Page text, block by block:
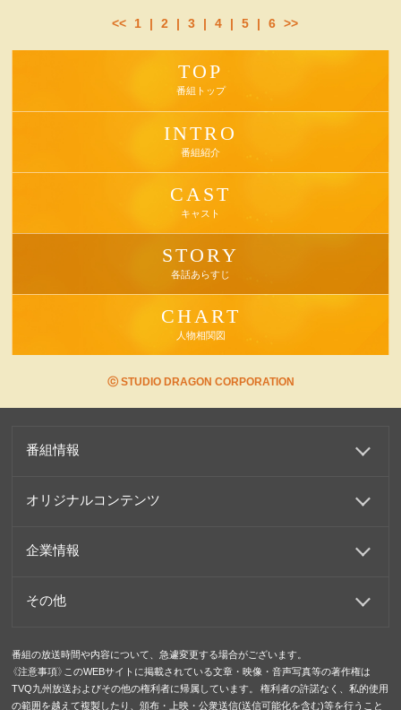
<< 1| 2| 3| 4| 5| 6 >>
TOP
番組トップ
INTRO
番組紹介
CAST
キャスト
STORY
各話あらすじ
CHART
人物相関図
ⓒ STUDIO DRAGON CORPORATION
番組情報
オリジナルコンテンツ
企業情報
その他
番組の放送時間や内容について、急遽変更する場合がございます。
《注意事項》このWEBサイトに掲載されている文章・映像・音声写真等の著作権は
TVQ九州放送およびその他の権利者に帰属しています。 権利者の許諾なく、私的使用
の範囲を越えて複製したり、頒布・上映・公衆送信(送信可能化を含む)等を行うこと